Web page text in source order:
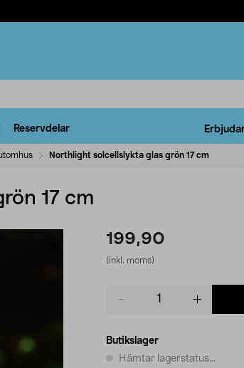
Reservdelar
Northlight solcellslykta glas grön 17 cm
17 cm
199,90
(inkl. moms)
Butikslager
Hämtar lagerstatus...